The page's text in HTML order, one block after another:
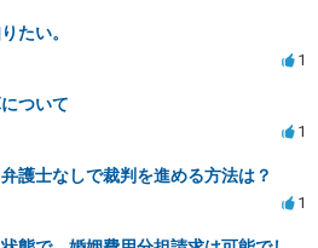
たい。
1
ついて
1
護士なしで裁判を進める方法は？
1